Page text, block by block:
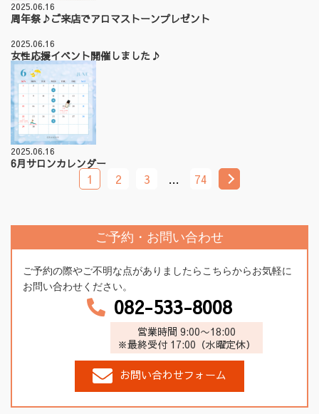
2025.06.16
周年祭♪ご来店でアロマストーンプレゼント
2025.06.16
女性応援イベント開催しました♪
2025.06.16
6月サロンカレンダー
1 2 3 … 74
ご予約・お問い合わせ
ご予約の際やご不明な点がありましたらこちらからお気軽に
お問い合わせください。
082-533-8008
営業時間 9:00〜18:00
※最終受付 17:00（水曜定休）
お問い合わせフォーム